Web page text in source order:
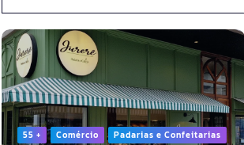
55 + Comércio Padarias e Confeitarias